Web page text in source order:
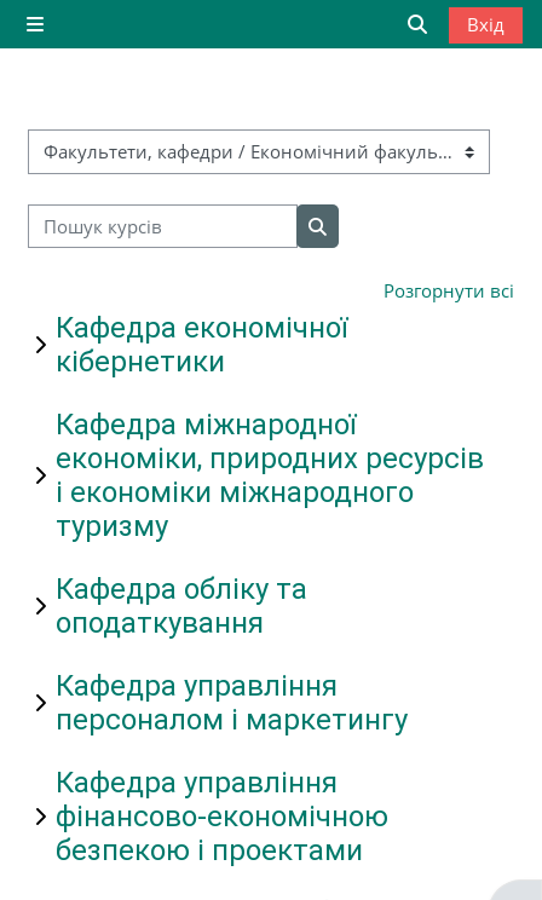
Перейти до головного вмісту
Бокова панель
Вхід
Категорії курсів
Пошук курсів
Пошук курсів
Розгорнути всі
Кафедра економічної
кібернетики
Кафедра міжнародної
економіки, природних ресурсів
і економіки міжнародного
туризму
Кафедра обліку та
оподаткування
Кафедра управління
персоналом і маркетингу
Кафедра управління
фінансово-економічною
безпекою і проектами